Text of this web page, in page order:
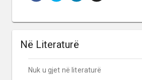
Në Literaturë
Nuk u gjet në literaturë